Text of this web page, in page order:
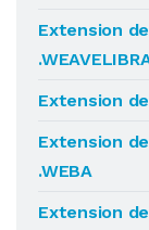
Extension
Extension
Extension
.WEBA
Extension